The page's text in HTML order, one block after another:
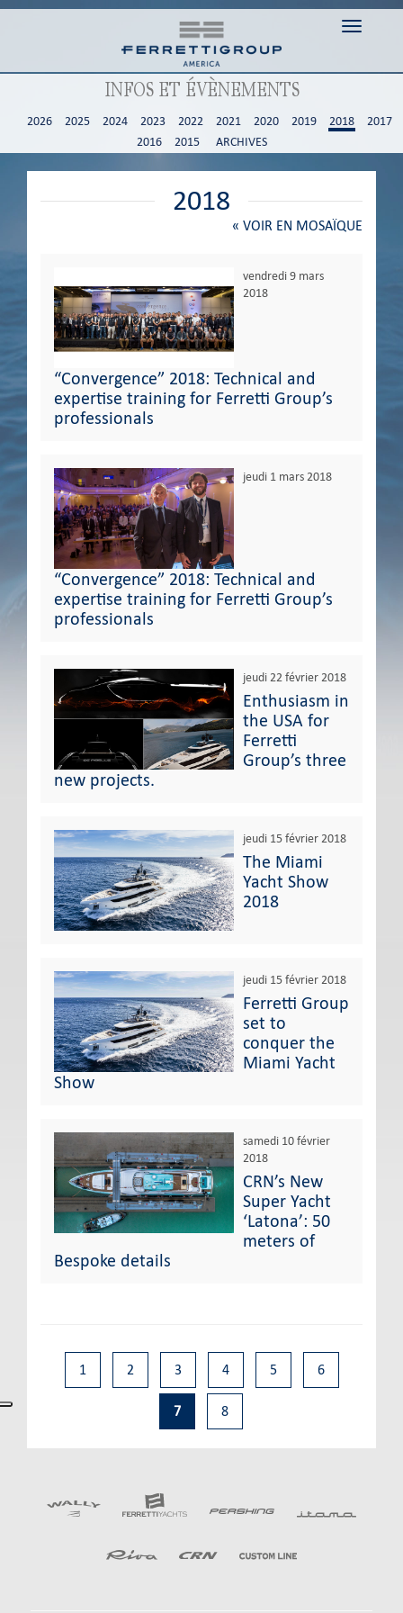
Toggle
INFOS ET ÉVÈNEMENTS
2026 2025 2024 2023 2022 2021 2020 2019 2018
2017
2016
2015 ARCHIVES
2018
« VOIR EN MOSAÏQUE
vendredi 9 mars
2018
“Convergence” 2018: Technical and
expertise training for Ferretti Group’s
professionals
jeudi 1 mars 2018
“Convergence” 2018: Technical and
expertise training for Ferretti Group’s
professionals
jeudi 22 février 2018
Enthusiasm in
the USA for
Ferretti
Group’s three
new projects.
jeudi 15 février 2018
The Miami
Yacht Show
2018
jeudi 15 février 2018
Ferretti Group
set to
conquer the
Miami Yacht
Show
samedi 10 février
2018
CRN’s New
Super Yacht
‘Latona’: 50
meters of
Bespoke details
1 2 3 4 5 6
7 8